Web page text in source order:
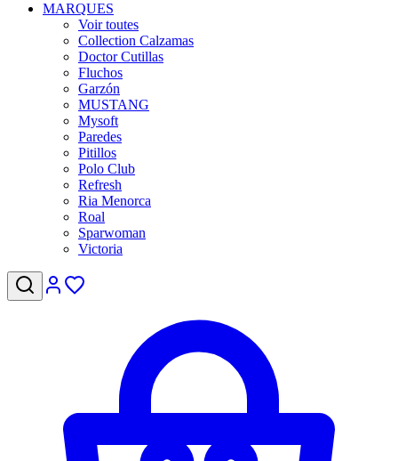
MARQUES
Voir toutes
Collection Calzamas
Doctor Cutillas
Fluchos
Garzón
MUSTANG
Mysoft
Paredes
Pitillos
Polo Club
Refresh
Ria Menorca
Roal
Sparwoman
Victoria